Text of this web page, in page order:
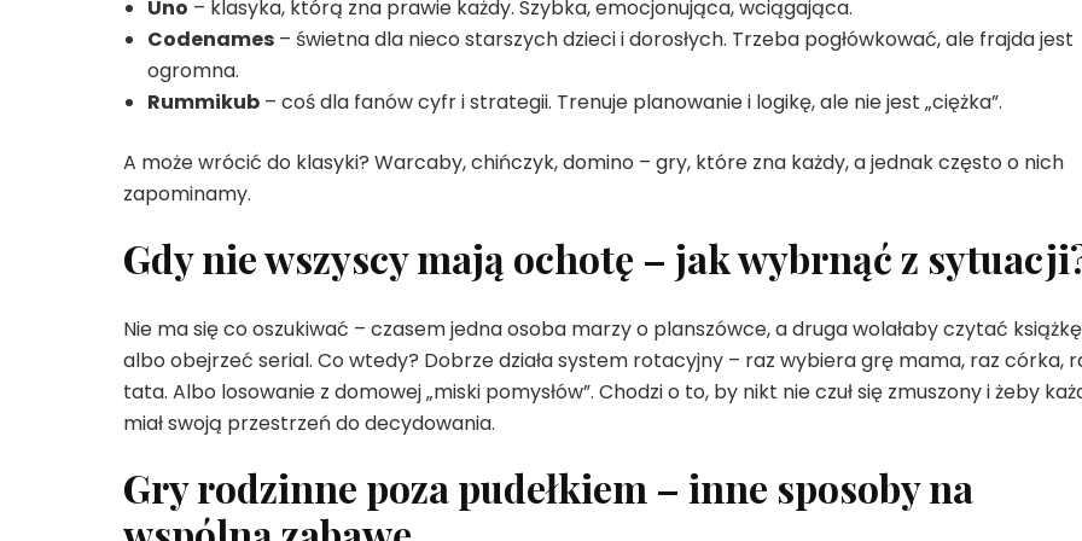
Uno – klasyka, którą zna prawie każdy. Szybka, emocjonująca, wciągająca.
Codenames – świetna dla nieco starszych dzieci i dorosłych. Trzeba pogłówkować, ale frajda jest
ogromna.
Rummikub – coś dla fanów cyfr i strategii. Trenuje planowanie i logikę, ale nie jest „ciężka”.
A może wrócić do klasyki? Warcaby, chińczyk, domino – gry, które zna każdy, a jednak często o nich
zapominamy.
Gdy nie wszyscy mają ochotę – jak wybrnąć z
Nie ma się co oszukiwać – czasem jedna osoba marzy o planszówce, a druga wolałaby czytać książkę
albo obejrzeć serial. Co wtedy? Dobrze działa system rotacyjny – raz wybiera grę mama, raz córka,
tata. Albo losowanie z domowej „miski pomysłów”. Chodzi o to, by nikt nie czuł się zmuszony i żeby
miał swoją przestrzeń do decydowania.
Gry rodzinne poza pudełkiem – inne sposoby na